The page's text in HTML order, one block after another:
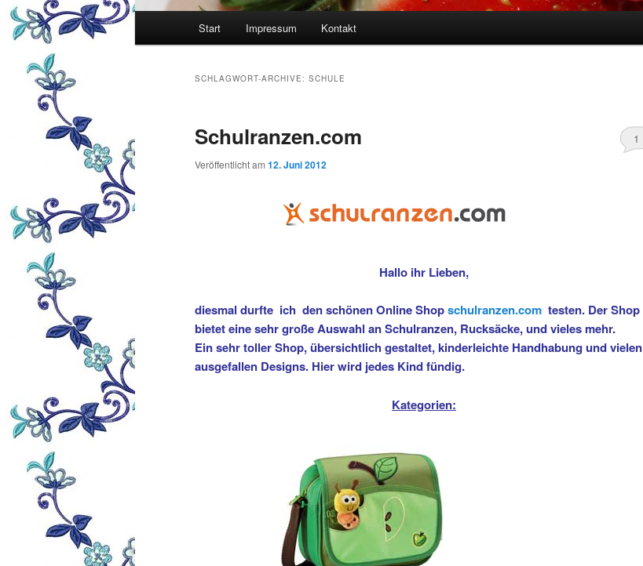
Start Impressum Kontakt
SCHLAGWORT-ARCHIVE: SCHULE
Schulranzen.com
Veröffentlicht am 12. Juni 2012
1
Hallo ihr Lieben,
diesmal durfte ich den schönen Online Shopschulranzen.com testen. Der Shop
bietet eine sehr große Auswahl an Schulranzen, Rucksäcke, und vieles mehr.
Ein sehr toller Shop, übersichtlich gestaltet, kinderleichte Handhabung und vielen
ausgefallen Designs. Hier wird jedes Kind fündig.
Kategorien: